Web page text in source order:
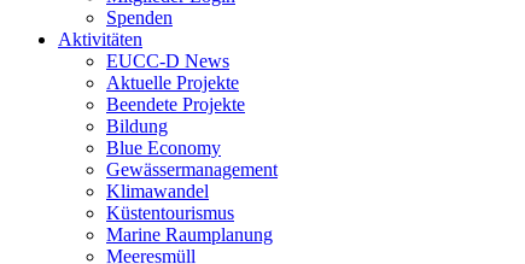
Spenden
Aktivitäten
EUCC-D News
Aktuelle Projekte
Beendete Projekte
Bildung
Blue Economy
Gewässermanagement
Klimawandel
Küstentourismus
Marine Raumplanung
Meeresmüll